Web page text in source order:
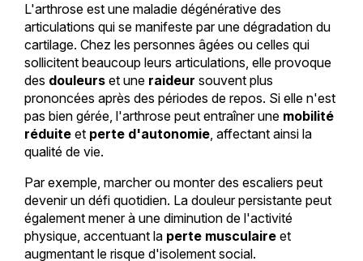
L'arthrose est une maladie dégénérative des
articulations qui se manifeste par une dégradation du
cartilage. Chez les personnes âgées ou celles qui
sollicitent beaucoup leurs articulations, elle provoque
des douleurset une raideur souvent plus
prononcées après des périodes de repos. Si elle n'est
pas bien gérée, l'arthrose peut entraîner une mobilité
réduiteet perte d'autonomie, affectant ainsi la
qualité de vie.
Par exemple, marcher ou monter des escaliers peut
devenir un défi quotidien. La douleur persistante peut
également mener à une diminution de l'activité
physique, accentuant la perte musculaireet
augmentant le risque d'isolement social.